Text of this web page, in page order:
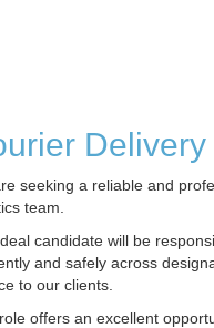
seeking a reliable and
team.
candidate will be
and safely across
to our clients.
offers an excellent